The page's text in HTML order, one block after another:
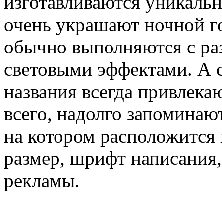
очень украшают ночной
обычно выполняются с
световыми эффектами. А
названия всегда
всего, надолго
на котором расположится
размер, шрифт
рекламы.